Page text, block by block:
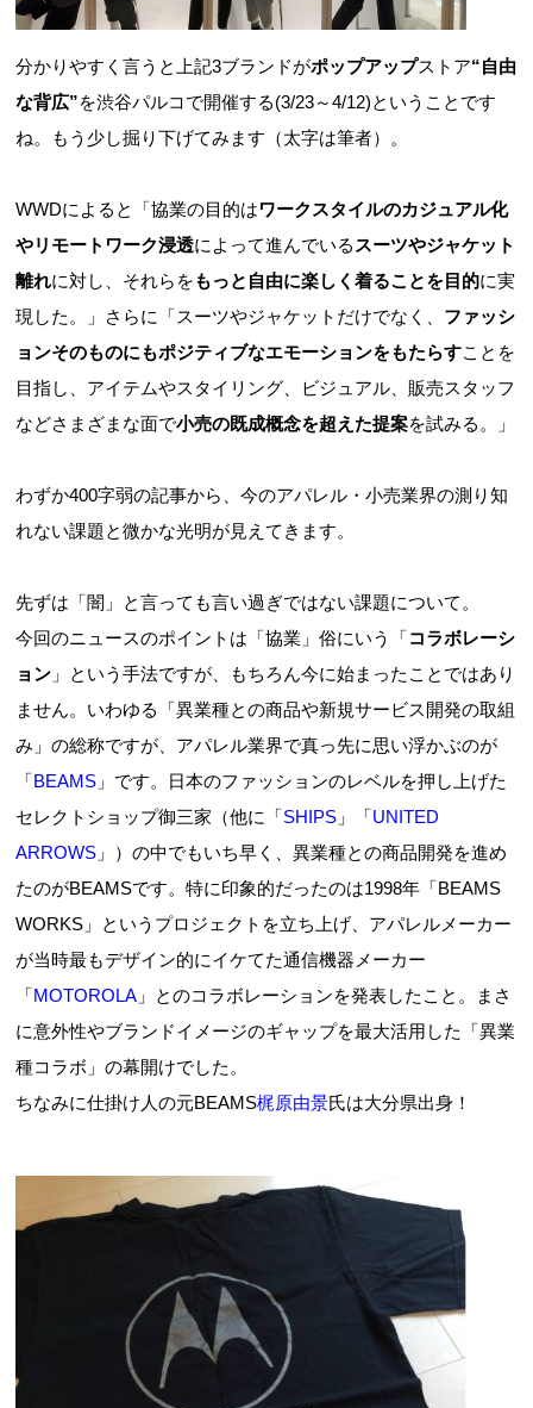
分かりやすく言うと上記3ブランドがポップアップストア“自由
な背広”を渋谷パルコで開催する(3/23～4/12)ということです
ね。もう少し掘り下げてみます（太字は筆者）。
WWDによると「協業の目的はワークスタイルのカジュアル化
やリモートワーク浸透によって進んでいる スーツやジャケット
離れに対し、それらをもっと自由に楽しく着ることを目的に実
現した。」さらに「スーツやジャケットだけでなく、 ファッシ
ョンそのものにもポジティブなエモーションをもたらすことを
目指し、アイテムやスタイリング、ビジュアル、販売スタッフ
などさまざまな面で小売の既成概念を超えた提案を試みる。」
わずか400字弱の記事から、今のアパレル・小売業界の測り知
れない課題と微かな光明が見えてきます。
先ずは「闇」と言っても言い過ぎではない課題について。
今回のニュースのポイントは「協業」俗にいう「コラボレーシ
ョン 」という手法ですが、もちろん今に始まったことではあり
ません。いわゆる「異業種との商品や新規サービス開発の取組
み」の総称ですが、アパレル業界で真っ先に思い浮かぶのが
「BEAMS 」です。日本のファッションのレベルを押し上げた
セレクトショップ御三家（他に「SHIPS 」「UNITED
ARROWS 」）の中でもいち早く、異業種との商品開発を進め
たのがBEAMSです。特に印象的だったのは1998年「BEAMS
WORKS」というプロジェクトを立ち上げ、アパレルメーカー
が当時最もデザイン的にイケてた通信機器メーカー
「MOTOROLA 」とのコラボレーションを発表したこと。まさ
に意外性やブランドイメージのギャップを最大活用した「異業
種コラボ」の幕開けでした。
ちなみに仕掛け人の元BEAMS梶原由景氏は大分県出身！